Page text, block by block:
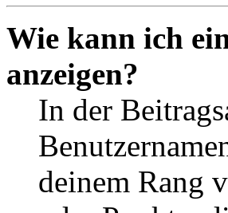
Wie kann ich
anzeigen?
In der
deinem Rang